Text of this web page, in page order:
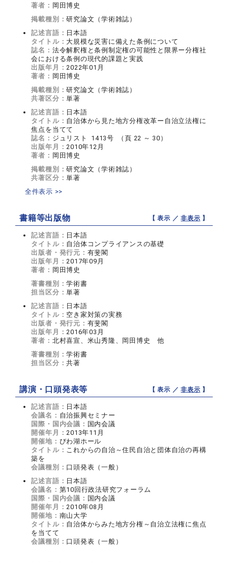
著者： 岡田博史
掲載種別：研究論文（学術雑誌）
記述言語： 日本語
タイトル： 大規模な災害に備えた条例について
誌名： 法令解釈権と条例制定権の可能性と限界ー分権社
会における条例の現代的課題と実践
出版年月：2022年01月
著者： 岡田博史
掲載種別：研究論文（学術雑誌）
共著区分：単著
記述言語： 日本語
タイトル： 自治体から見た地方分権改革ー自治立法権に
焦点を当てて
誌名： ジュリスト 1413号 （頁 22 ～ 30）
出版年月：2010年12月
著者： 岡田博史
掲載種別：研究論文（学術雑誌）
共著区分：単著
全件表示 >>
書籍等出版物 【 表示 ／非表示 】
記述言語： 日本語
タイトル： 自治体コンプライアンスの基礎
出版者・発行元： 有斐閣
出版年月：2017年09月
著者： 岡田博史
著書種別：学術書
担当区分：単著
記述言語： 日本語
タイトル： 空き家対策の実務
出版者・発行元： 有斐閣
出版年月：2016年03月
著者： 北村喜宣、米山秀隆、岡田博史 他
著書種別：学術書
担当区分：共著
講演・口頭発表等 【 表示 ／非表示 】
記述言語： 日本語
会議名： 自治振興セミナー
国際・国内会議： 国内会議
開催年月：2013年11月
開催地： びわ湖ホール
タイトル： これからの自治～住民自治と団体自治の再構
築を
会議種別： 口頭発表（一般）
記述言語： 日本語
会議名： 第10回行政法研究フォーラム
国際・国内会議： 国内会議
開催年月：2010年08月
開催地： 南山大学
タイトル： 自治体からみた地方分権～自治立法権に焦点
を当てて
会議種別： 口頭発表（一般）